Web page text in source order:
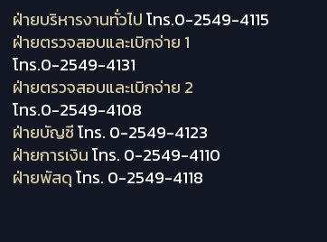
ฝ่ายบริหารงานทั่วไปโทร.0-2549-4115
ฝ่ายตรวจสอบและเบิกจ่าย 1
โทร.0-2549-4131
ฝ่ายตรวจสอบและเบิกจ่าย 2
โทร.0-2549-4108
ฝ่ายบัญชีโทร. 0-2549-4123
ฝ่ายการเงินโทร. 0-2549-4110
ฝ่ายพัสดุโทร. 0-2549-4118